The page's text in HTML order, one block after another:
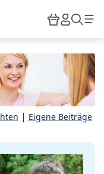
HiPP
| Eigene Beiträge